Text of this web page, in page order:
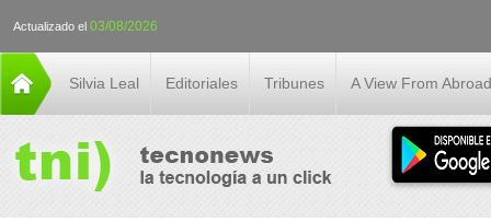
Actualizado el 03/08/2026
Silvia Leal Editoriales Tribunes A View From Abroad